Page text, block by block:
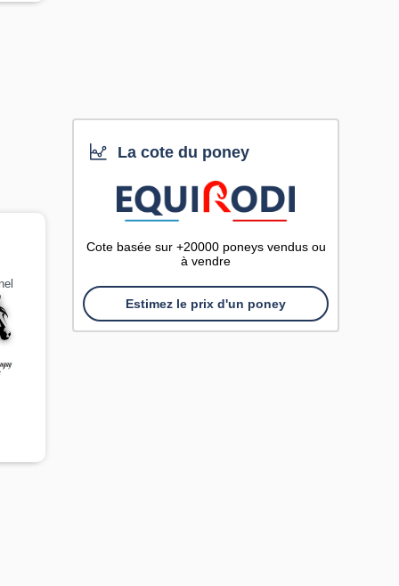
La cote du poney
Cote basée sur +20000 poneys vendus ou
à vendre
Estimez le prix d'un poney